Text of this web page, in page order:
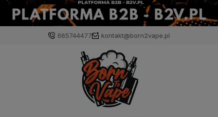
665744477 kontakt@born2vape.pl